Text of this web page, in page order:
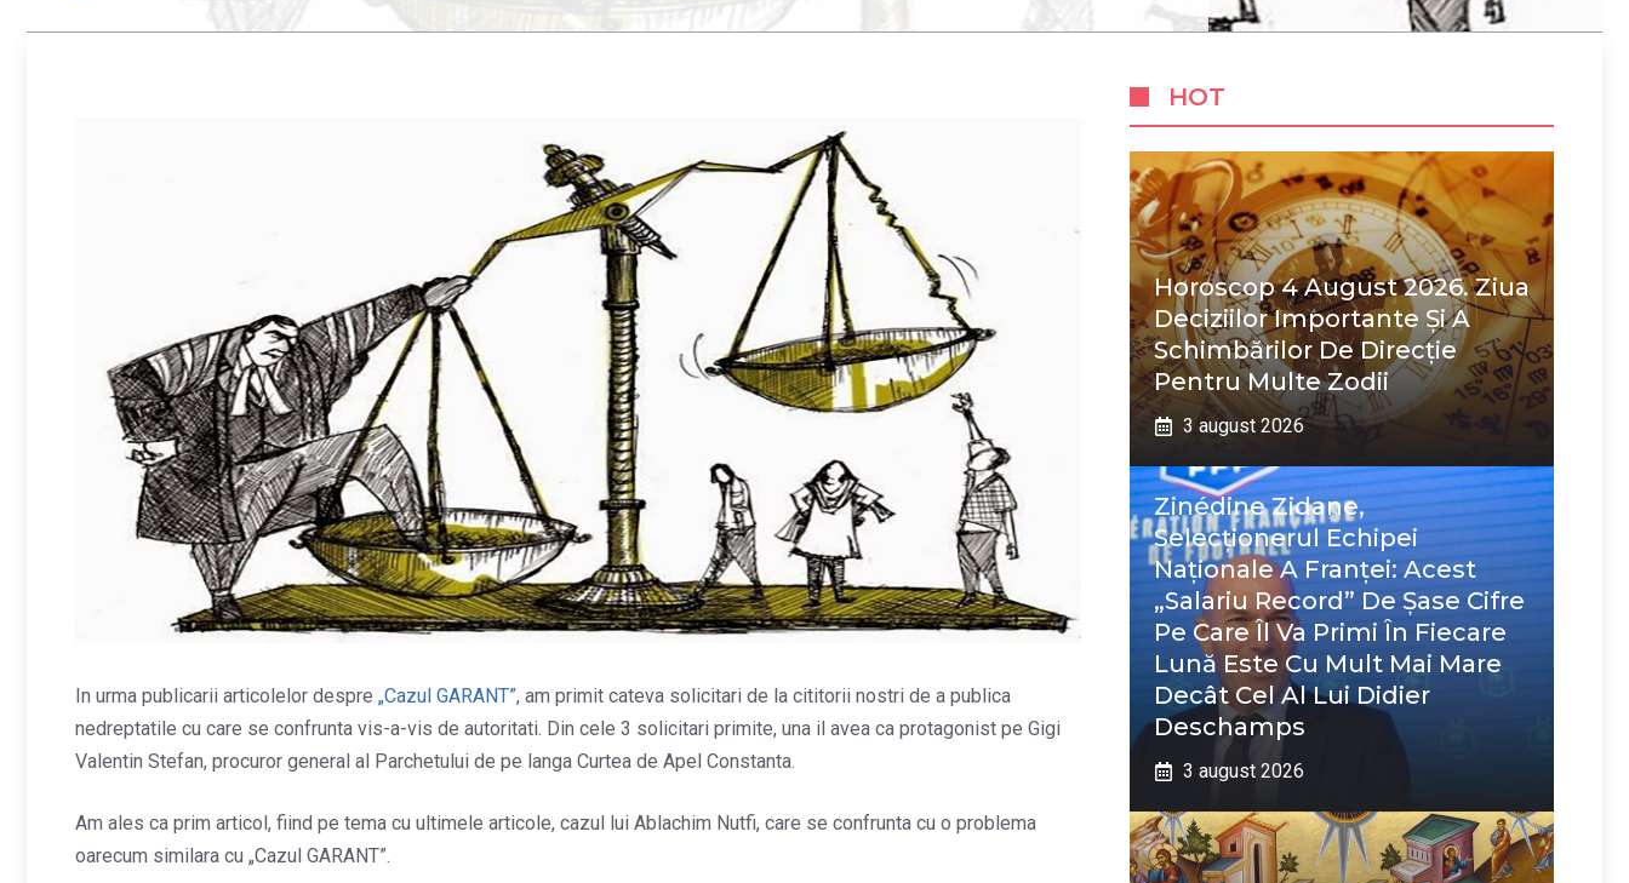
In urma publicarii articolelor despre „Cazul GARANT”, am primit cateva solicitari de la cititorii nostri de a publica
nedreptatile cu care se confrunta vis-a-vis de autoritati. Din cele 3 solicitari primite, una il avea ca protagonist pe Gigi
Valentin Stefan, procuror general al Parchetului de pe langa Curtea de Apel Constanta.
Am ales ca prim articol, fiind pe tema cu ultimele articole, cazul lui Ablachim Nutfi, care se confrunta cu o problema
oarecum similara cu „Cazul GARANT”.
HOT
Horoscop 4 August 2026. Ziua
Deciziilor Importante Și A
Schimbărilor De Direcție
Pentru Multe Zodii
3 august 2026
Zinédine Zidane,
Selecționerul Echipei
Naționale A Franței: Acest
„salariu Record” De Șase Cifre
Pe Care Îl Va Primi În Fiecare
Lună Este Cu Mult Mai Mare
Decât Cel Al Lui Didier
Deschamps
3 august 2026